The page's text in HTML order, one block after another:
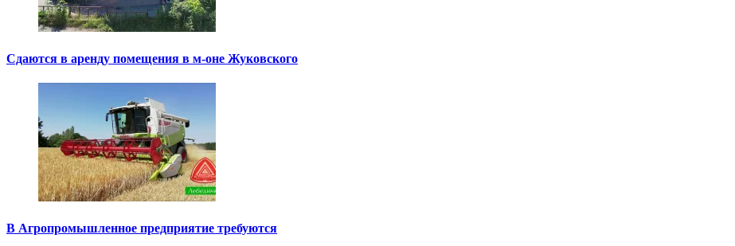
Сдаются в аренду помещения в м-оне Жуковского
В Агропромышленное предприятие требуются